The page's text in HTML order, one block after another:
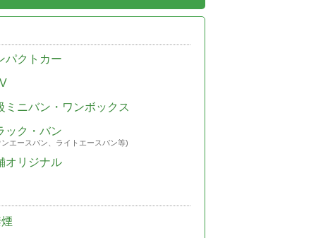
パクトカー
ミニバン・ワンボックス
ック・バン
エースバン、ライトエースバン等)
オリジナル